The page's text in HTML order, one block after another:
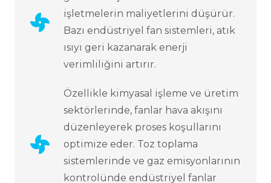
işletmelerin maliyetlerini düşürür.
Bazı endüstriyel fan sistemleri, atık
ısıyı geri kazanarak enerji
verimliliğini artırır.
Özellikle kimyasal işleme ve üretim
sektörlerinde, fanlar hava akışını
düzenleyerek proses koşullarını
optimize eder. Toz toplama
sistemlerinde ve gaz emisyonlarının
kontrolünde endüstriyel fanlar